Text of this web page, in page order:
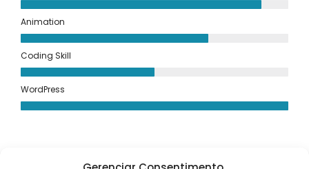
Animation
Coding Skill
WordPress